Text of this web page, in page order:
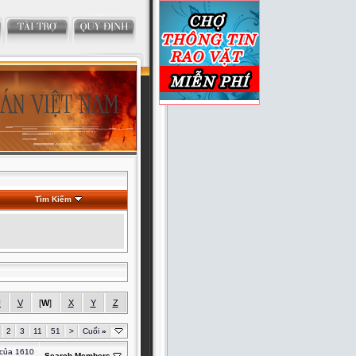
Tìm Kiếm
V [W] X Y Z
2 3 11 51 > Cuối »
1610